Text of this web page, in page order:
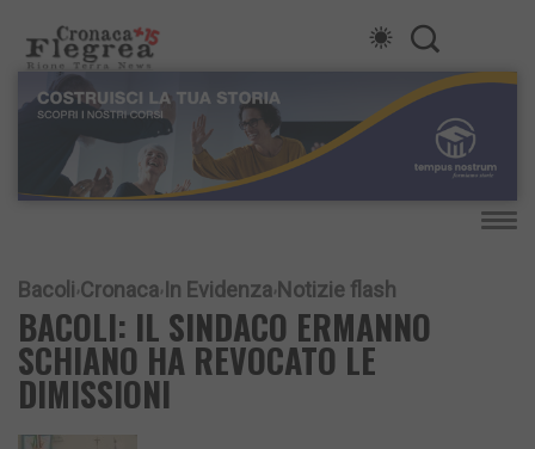
Bacoli Cronaca In Evidenza Notizie flash
BACOLI: IL SINDACO ERMANNO
SCHIANO HA REVOCATO LE
DIMISSIONI